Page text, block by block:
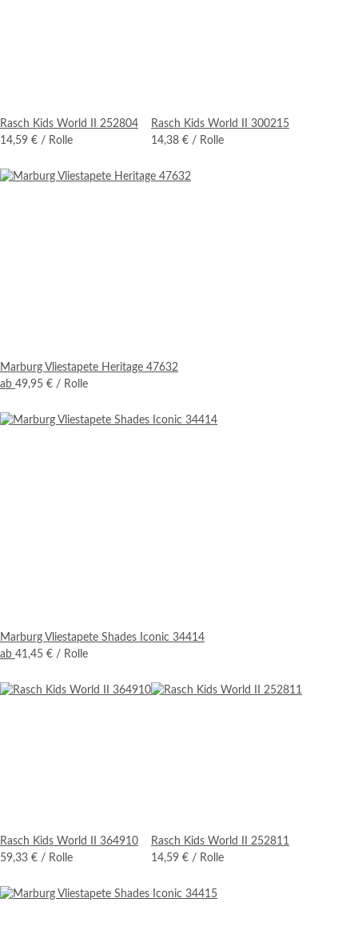
Rasch Kids World II 252804
14,59 € / Rolle
Rasch Kids World II 300215
14,38 € / Rolle
Marburg Vliestapete Heritage 47632
ab 49,95 € / Rolle
Marburg Vliestapete Shades Iconic 34414
ab 41,45 € / Rolle
Rasch Kids World II 364910
59,33 € / Rolle
Rasch Kids World II 252811
14,59 € / Rolle